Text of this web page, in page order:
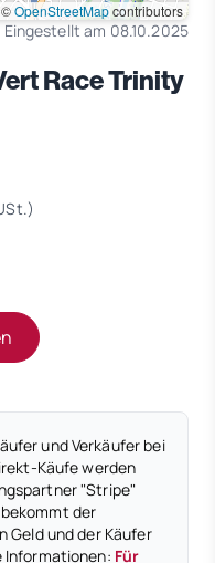
©OpenStreetMapcontributors
Eingestellt am 08.10.2025
Race Trinity
Tab)
Tab)
und Verkäufer bei
Käufe werden
"Stripe"
der
Geld und der Käufer
Informationen: Für